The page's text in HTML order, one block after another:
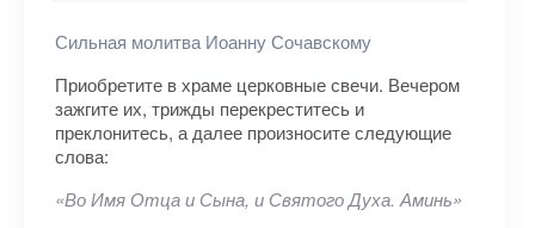
Сильная молитва Иоанну Сочавскому
Приобретите в храме церковные свечи. Вечером
зажгите их, трижды перекреститесь и
преклонитесь, а далее произносите следующие
слова:
«Во Имя Отца и Сына, и Святого Духа. Аминь»